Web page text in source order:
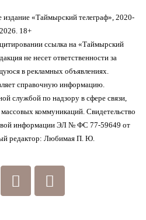
«Таймырский телеграф», 2020-
2026. 18+
ссылка на «Таймырский
не несет ответственности за
в рекламных объявлениях.
справочную информацию.
службой по надзору в сфере связи,
коммуникаций. Свидетельство
информации ЭЛ № ФС 77-59649 от
редактор: Любимая П. Ю.